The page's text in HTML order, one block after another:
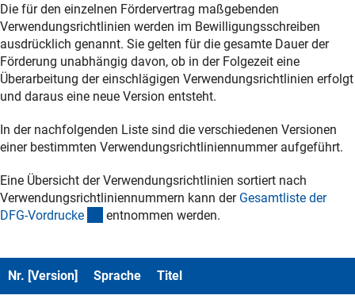
Die für den einzelnen Fördervertrag maßgebenden
Verwendungsrichtlinien werden im Bewilligungsschreiben
ausdrücklich genannt. Sie gelten für die gesamte Dauer der
Förderung unabhängig davon, ob in der Folgezeit eine
Überarbeitung der einschlägigen Verwendungsrichtlinien erfolgt
und daraus eine neue Version entsteht.
In der nachfolgenden Liste sind die verschiedenen Versionen
einer bestimmten Verwendungsrichtliniennummer aufgeführt.
Eine Übersicht der Verwendungsrichtlinien sortiert nach
Verwendungsrichtliniennummern kann der Gesamtliste der
DFG-Vordrucke (interner Link)
entnommen werden.
Nr. [Version] Sprache Titel